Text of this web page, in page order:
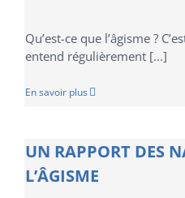
Qu’est-ce que l’âgisme ?
entend régulièrement [...]
En savoir plus
UN RAPPORT DES
L’ÂGISME